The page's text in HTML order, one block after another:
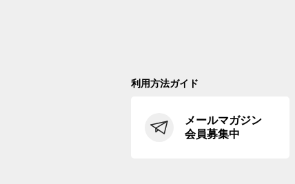
利用方法ガイド
メールマガジン
会員募集中